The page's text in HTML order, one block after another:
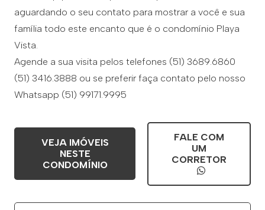
aguardando o seu contato para mostrar a você e sua
família todo este encanto que é o condomínio Playa
Vista.
Agende a sua visita pelos telefones (51) 3689.6860
(51) 3416.3888 ou se preferir faça contato pelo nosso
Whatsapp (51) 99171.9995
VEJA IMÓVEIS
NESTE
CONDOMÍNIO
FALE COM
UM
CORRETOR